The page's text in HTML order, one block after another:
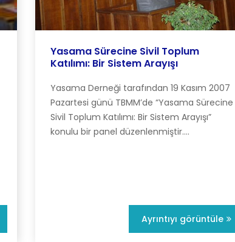
Yasama Sürecine Sivil Toplum
Katılımı: Bir Sistem Arayışı
Yasama Derneği tarafından 19 Kasım 2007
Pazartesi günü TBMM’de “Yasama Sürecine
Sivil Toplum Katılımı: Bir Sistem Arayışı”
konulu bir panel düzenlenmiştir....
Ayrıntıyı görüntüle